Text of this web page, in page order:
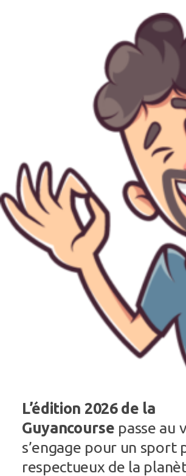
L’édition 2026 de la
Guyancourse passe au
s’engage pour un sport
respectueux de la